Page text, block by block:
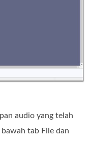
audio yang telah
tab File dan